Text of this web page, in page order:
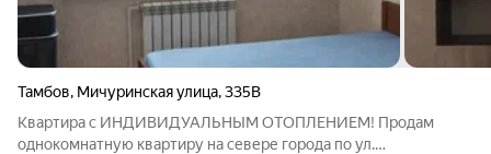
Тамбов, Мичуринская улица,335В
Квартира с ИНДИВИДУАЛЬНЫМ ОТОПЛЕНИЕМ! Продам
однокомнатную квартиру на севере города по ул.